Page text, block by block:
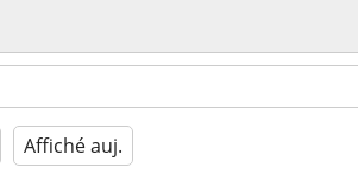
Affiché auj.